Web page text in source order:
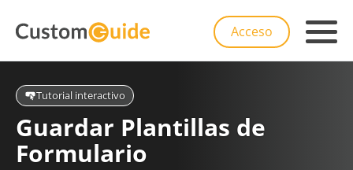
Acceso
Tutorial interactivo
Guardar Plantillas de
Formulario